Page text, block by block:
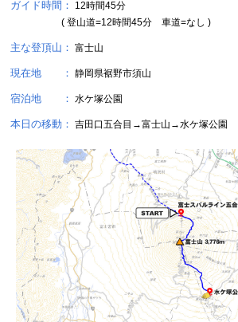
ガイド時間：
12時間45分
( 登山道=12時間45分 車道=なし )
主な登頂山： 富士山
現在地 ： 静岡県裾野市須山
宿泊地 ： 水ケ塚公園
本日の移動： 吉田口五合目→富士山→水ケ塚公園